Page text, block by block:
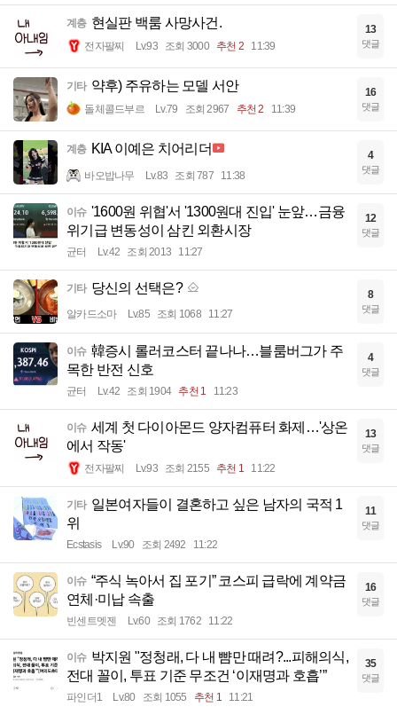
계층 현실판 백룸 사망사건.
전자팔찌 Lv.93 조회 3000 추천 2 11:39
13
댓글
기타 약후) 주유하는 모델 서안
돌체콜드부르 Lv.79 조회 2967 추천 2 11:39
16
댓글
계층 KIA 이예은 치어리더
바오밥나무 Lv.83 조회 787 11:38
4
댓글
이슈 '1600원 위협'서 '1300원대 진입' 눈앞…금융
위기급 변동성이 삼킨 외환시장
균터 Lv.42 조회 2013 11:27
12
댓글
기타 당신의 선택은?
알카드소마 Lv.85 조회 1068 11:27
8
댓글
이슈 韓증시 롤러코스터 끝나나…블룸버그가 주
목한 반전 신호
균터 Lv.42 조회 1904 추천 1 11:23
4
댓글
이슈 세계 첫 다이아몬드 양자컴퓨터 화제…'상온
에서 작동'
전자팔찌 Lv.93 조회 2155 추천 1 11:22
13
댓글
기타 일본여자들이 결혼하고 싶은 남자의 국적 1
위
Ecstasis Lv.90 조회 2492 11:22
11
댓글
이슈 “주식 녹아서 집 포기” 코스피 급락에 계약금
연체·미납 속출
빈센트멧젠 Lv.60 조회 1762 11:22
16
댓글
이슈 박지원 "정청래, 다 내 뺨만 때려?...피해의식,
전대 꼴이, 투표 기준 무조건 ‘이재명과 호흡’”
파인더1 Lv.80 조회 1055 추천 1 11:21
35
댓글